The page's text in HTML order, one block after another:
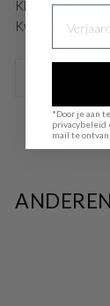
Kleur: Wit
Kwaliteit: 95%
*Door je aan
privacybeleid
mail te